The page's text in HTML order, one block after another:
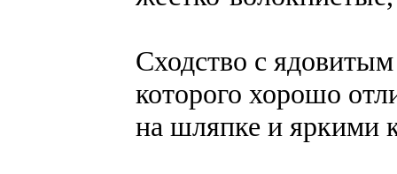
Сходство с
которого хорошо
на шляпке и яркими